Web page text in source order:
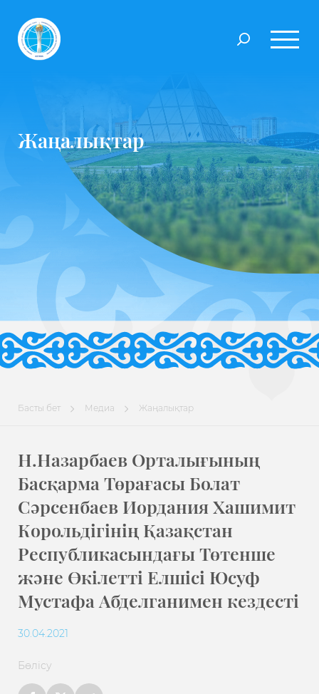
Жаңалықтар
Басты бет Медиа Жаңалықтар
Н.Назарбаев Орталығының
Басқарма Төрағасы Болат
Сәрсенбаев Иордания Хашимит
Корольдігінің Қазақстан
Республикасындағы Төтенше
және Өкілетті Елшісі Юсуф
Мустафа Абделганимен кездесті
30.04.2021
Бөлісу